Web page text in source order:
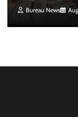
Bureau News